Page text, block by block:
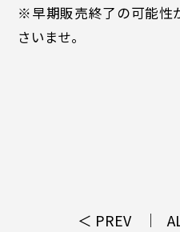
※早期販売終了の可能性
さいませ。
＜ PREV